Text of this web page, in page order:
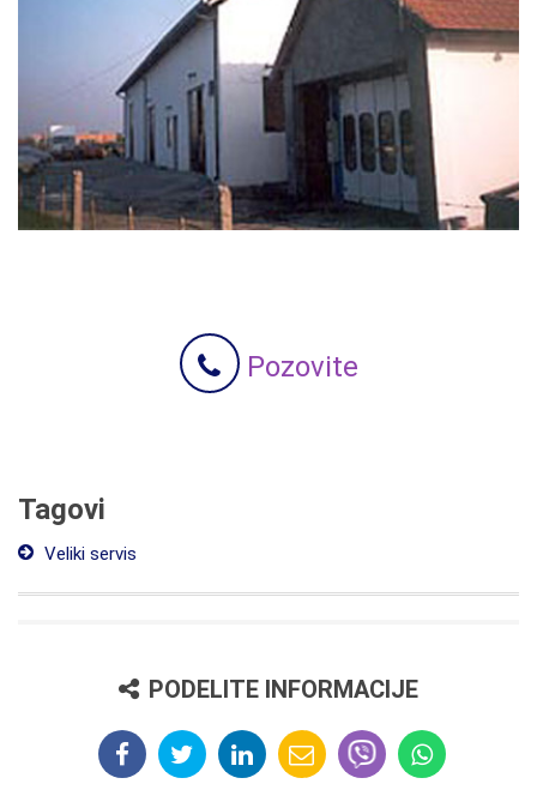
Pozovite
Tagovi
Veliki servis
PODELITE INFORMACIJE